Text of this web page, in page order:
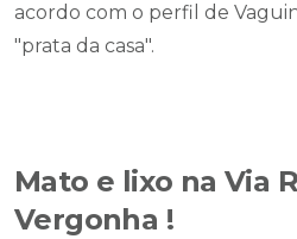
acordo com o perfil de
"prata da casa".
Mato e lixo na Via
Vergonha !